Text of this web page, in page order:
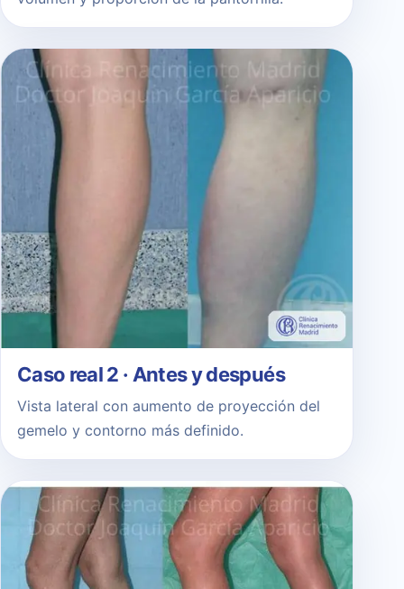
Caso real 2 · Antes y después
Vista lateral con aumento de proyección del
gemelo y contorno más definido.